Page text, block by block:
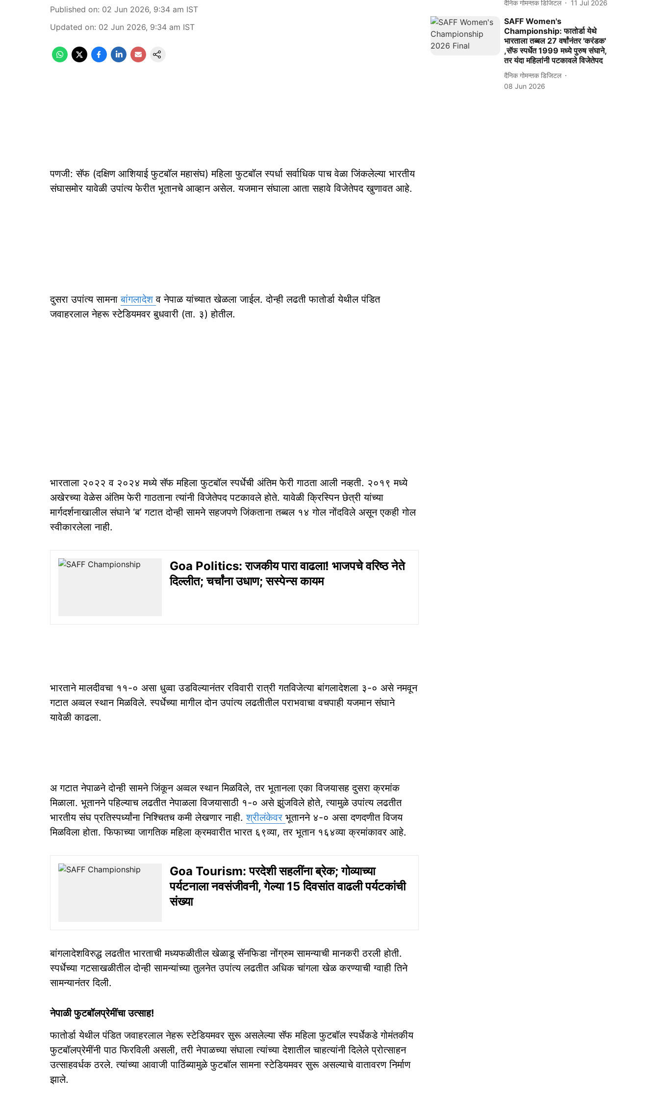
Published on: 02 Jun 2026, 9:34 am IST
Updated on: 02 Jun 2026, 9:34 am IST
पणजी: सॅफ (दक्षिण आशियाई फुटबॉल महासंघ) महिला फुटबॉल स्पर्धा सर्वाधिक पाच वेळा जिंकलेल्या भारतीय
संघासमोर यावेळी उपांत्य फेरीत भूतानचे आव्हान असेल. यजमान संघाला आता सहावे विजेतेपद खुणावत आहे.
दुसरा उपांत्य सामनाबांगलादेशव नेपाळ यांच्यात खेळला जाईल. दोन्ही लढती फातोर्डा येथील पंडित
जवाहरलाल नेहरू स्टेडियमवर बुधवारी (ता. ३) होतील.
भारताला २०२२ व २०२४ मध्ये सॅफ महिला फुटबॉल स्पर्धेची अंतिम फेरी गाठता आली नव्हती. २०१९ मध्ये
अखेरच्या वेळेस अंतिम फेरी गाठताना त्यांनी विजेतेपद पटकावले होते. यावेळी क्रिस्पिन छेत्री यांच्या
मार्गदर्शनाखालील संघाने ‘ब’ गटात दोन्ही सामने सहजपणे जिंकताना तब्बल १४ गोल नोंदविले असून एकही गोल
स्वीकारलेला नाही.
Goa Politics: राजकीय पारा वाढला! भाजपचे वरिष्‍ठ नेते
दिल्लीत; चर्चांना उधाण; सस्‍पेन्‍स कायम
भारताने मालदीवचा ११-० असा धुव्वा उडविल्यानंतर रविवारी रात्री गतविजेत्या बांगलादेशला ३-० असे नमवून
गटात अव्वल स्थान मिळविले. स्पर्धेच्या मागील दोन उपांत्य लढतीतील पराभवाचा वचपाही यजमान संघाने
यावेळी काढला.
अ गटात नेपाळने दोन्ही सामने जिंकून अव्वल स्थान मिळविले, तर भूतानला एका विजयासह दुसरा क्रमांक
मिळाला. भूतानने पहिल्याच लढतीत नेपाळला विजयासाठी १-० असे झुंजविले होते, त्यामुळे उपांत्य लढतीत
भारतीय संघ प्रतिस्पर्ध्यांना निश्चितच कमी लेखणार नाही.श्रीलंकेवर भूतानने ४-० असा दणदणीत विजय
मिळविला होता. फिफाच्या जागतिक महिला क्रमवारीत भारत ६९व्या, तर भूतान १६४व्या क्रमांकावर आहे.
Goa Tourism: परदेशी सहलींना ब्रेक; गोव्याच्या
पर्यटनाला नवसंजीवनी, गेल्‍या 15 दिवसांत वाढली पर्यटकांची
संख्‍या
बांगलादेशविरुद्ध लढतीत भारताची मध्यफळीतील खेळाडू सॅनफिडा नोंग्रुम सामन्याची मानकरी ठरली होती.
स्पर्धेच्या गटसाखळीतील दोन्ही सामन्यांच्या तुलनेत उपांत्य लढतीत अधिक चांगला खेळ करण्याची ग्वाही तिने
सामन्यानंतर दिली.
नेपाळी फुटबॉलप्रेमींचा उत्साह!
फातोर्डा येथील पंडित जवाहरलाल नेहरू स्टेडियमवर सुरू असलेल्या सॅफ महिला फुटबॉल स्पर्धेकडे गोमंतकीय
फुटबॉलप्रेमींनी पाठ फिरविली असली, तरी नेपाळच्या संघाला त्यांच्या देशातील चाहत्यांनी दिलेले प्रोत्साहन
उत्साहवर्धक ठरले. त्यांच्या आवाजी पाठिंब्यामुळे फुटबॉल सामना स्टेडियमवर सुरू असल्याचे वातावरण निर्माण
झाले.
दैनिक गोमन्तक डिजिटल 11 Jul 2026
SAFF Women's
Championship: फातोर्डा येथे
भारताला तब्बल 27 वर्षांनंतर 'करंडक'
,सॅफ स्पर्धेत 1999 मध्ये पुरुष संघाने,
तर यंदा महिलांनी पटकावले विजेतेपद
दैनिक गोमन्तक डिजिटल
08 Jun 2026